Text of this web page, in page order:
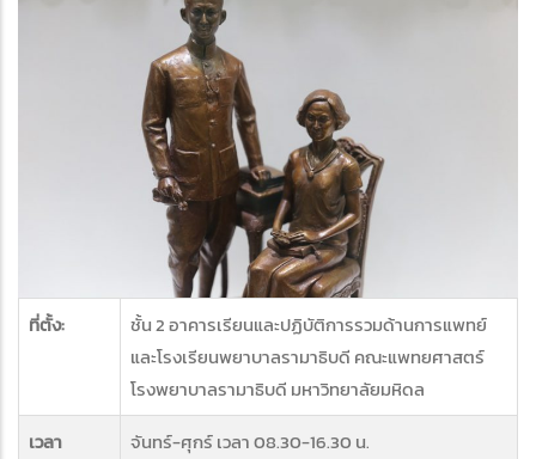
ที่ตั้ง:
ชั้น 2 อาคารเรียนและปฏิบัติการรวมด้านการแพทย์
และโรงเรียนพยาบาลรามาธิบดี คณะแพทยศาสตร์
โรงพยาบาลรามาธิบดี มหาวิทยาลัยมหิดล
เวลา
จันทร์-ศุกร์ เวลา 08.30-16.30 น.